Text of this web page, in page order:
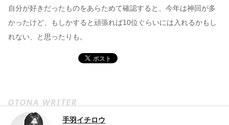
自分が好きだったものをあらためて確認すると、今年は神回が多
かったけど、もしかすると頑張れば10位ぐらいには入れるかもし
れない、と思ったりも。
手羽イチロウ